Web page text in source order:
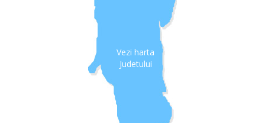
Vezi harta
Judetului